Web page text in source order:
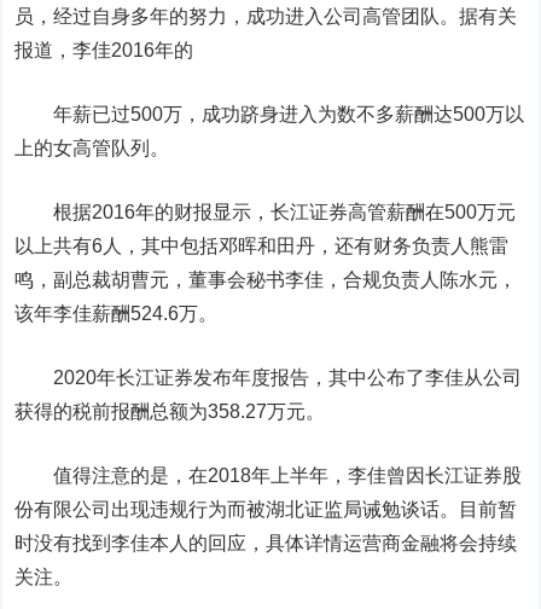
员，经过自身多年的努力，成功进入公司高管团队。据有关
报道，李佳2016年的
年薪已过500万，成功跻身进入为数不多薪酬达500万以
上的女高管队列。
根据2016年的财报显示，长江证券高管薪酬在500万元
以上共有6人，其中包括邓晖和田丹，还有财务负责人熊雷
鸣，副总裁胡曹元，董事会秘书李佳，合规负责人陈水元，
该年李佳薪酬524.6万。
2020年长江证券发布年度报告，其中公布了李佳从公司
获得的税前报酬总额为358.27万元。
值得注意的是，在2018年上半年，李佳曾因长江证券股
份有限公司出现违规行为而被湖北证监局诫勉谈话。目前暂
时没有找到李佳本人的回应，具体详情运营商金融将会持续
关注。